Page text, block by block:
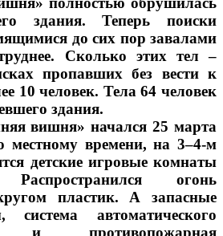
здания. Теперь поиски
до сих пор завалами
Сколько этих тел –
пропавших без вести к
10 человек. Тела 64 человек
здания.
вишня» начался 25 марта
местному времени, на 3–4-м
детские игровые комнаты
огонь
пластик. А запасные
автоматического
и противопожарная